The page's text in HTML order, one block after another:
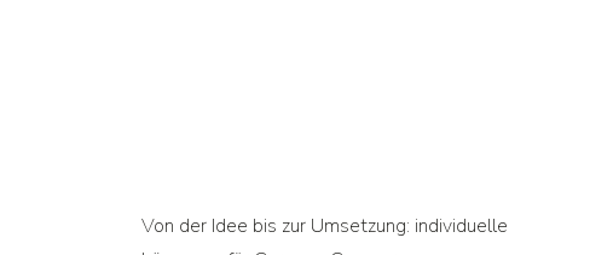
Von der Idee bis zur Umsetzung: individuelle